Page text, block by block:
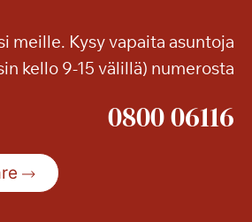
meille. Kysy vapaita asuntoja
kello 9-15 välillä) numerosta
0800 06116